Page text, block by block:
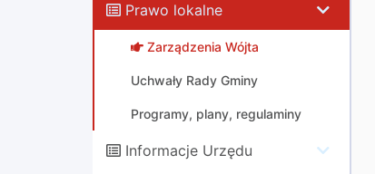
Prawo lokalne
Zarządzenia Wójta
Uchwały Rady Gminy
Programy, plany, regulaminy
Informacje Urzędu